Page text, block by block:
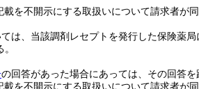
を不開示にする取扱いについて請求者が
は、当該調剤レセプトを発行した保険薬
の回答があった場合にあっては、その回答
を不開示にする取扱いについて請求者が